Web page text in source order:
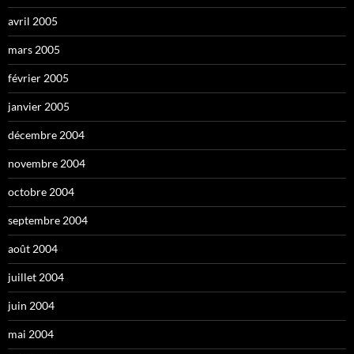
avril 2005
mars 2005
février 2005
janvier 2005
décembre 2004
novembre 2004
octobre 2004
septembre 2004
août 2004
juillet 2004
juin 2004
mai 2004